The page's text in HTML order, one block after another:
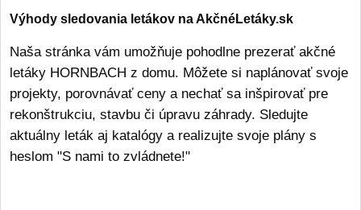
Výhody sledovania letákov na AkčnéLetáky.sk
Naša stránka vám umožňuje pohodlne prezerať akčné
letáky HORNBACH z domu. Môžete si naplánovať svoje
projekty, porovnávať ceny a nechať sa inšpirovať pre
rekonštrukciu, stavbu či úpravu záhrady. Sledujte
aktuálny leták aj katalógy a realizujte svoje plány s
heslom "S nami to zvládnete!"